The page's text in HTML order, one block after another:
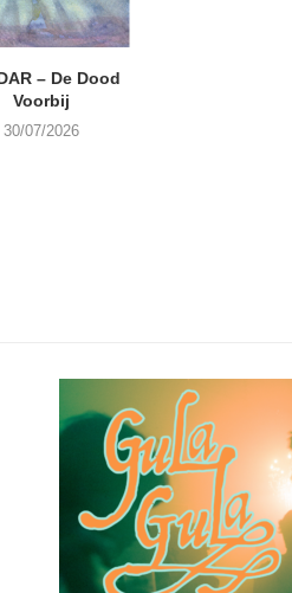
– De Dood
Voorbij
30/07/2026